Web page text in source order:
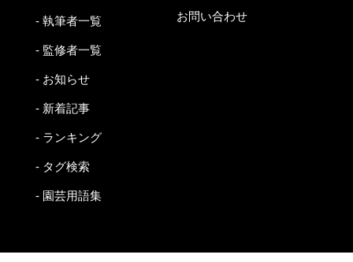
- 執筆者一覧
- 監修者一覧
- お知らせ
- 新着記事
- ランキング
- タグ検索
- 園芸用語集
お問い合わせ